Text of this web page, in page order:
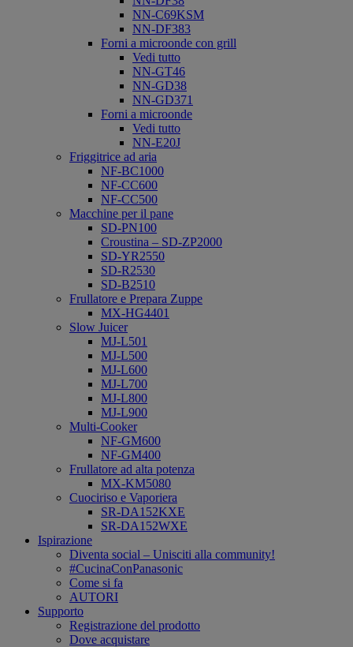
NN-C69KSM
NN-DF383
Forni a microonde con grill
Vedi tutto
NN-GT46
NN-GD38
NN-GD371
Forni a microonde
Vedi tutto
NN-E20J
Friggitrice ad aria
NF-BC1000
NF-CC600
NF-CC500
Macchine per il pane
SD-PN100
Croustina – SD-ZP2000
SD-YR2550
SD-R2530
SD-B2510
Frullatore e Prepara Zuppe
MX-HG4401
Slow Juicer
MJ-L501
MJ-L500
MJ-L600
MJ-L700
MJ-L800
MJ-L900
Multi-Cooker
NF-GM600
NF-GM400
Frullatore ad alta potenza
MX-KM5080
Cuociriso e Vaporiera
SR-DA152KXE
SR-DA152WXE
Ispirazione
Diventa social – Unisciti alla community!
#CucinaConPanasonic
Come si fa
AUTORI
Supporto
Registrazione del prodotto
Dove acquistare